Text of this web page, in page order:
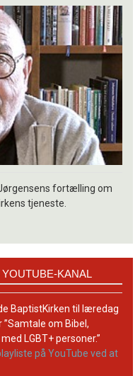
fortælling om
tjeneste.
KANAL
BaptistKirken til læredag
”Samtale om Bibel,
LGBT+ personer.”
på YouTube ved at